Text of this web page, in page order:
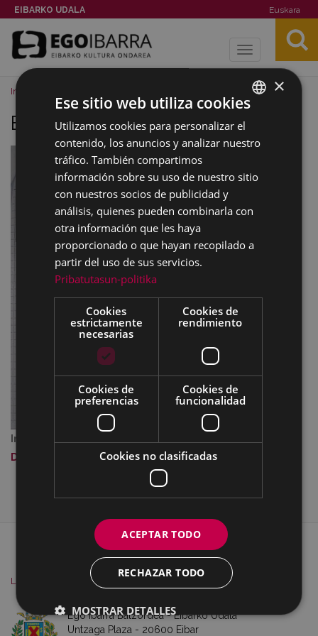
EIBARKO UDALA Euskara
Toggle
navigation
Inicio
Bombardeo 50
Imagen a tamaño completo:
Descargar
SOBRE NOSOTROS
LEGAL
Ego Ibarra Batzordea - Eibarko Udala
Untzaga Plaza - 20600 Eibar
BASQUE
SPANISH
×
Ese sitio web utiliza cookies
Utilizamos cookies para personalizar el
contenido, los anuncios y analizar nuestro
tráfico. También compartimos
información sobre su uso de nuestro sitio
con nuestros socios de publicidad y
análisis, quienes pueden combinarla con
otra información que les haya
proporcionado o que hayan recopilado a
partir del uso de sus servicios.
Pribatutasun-politika
Cookies
estrictamente
necesarias
Cookies de
rendimiento
Cookies de
preferencias
Cookies de
funcionalidad
Cookies no clasificadas
ACEPTAR TODO
RECHAZAR TODO
MOSTRAR DETALLES